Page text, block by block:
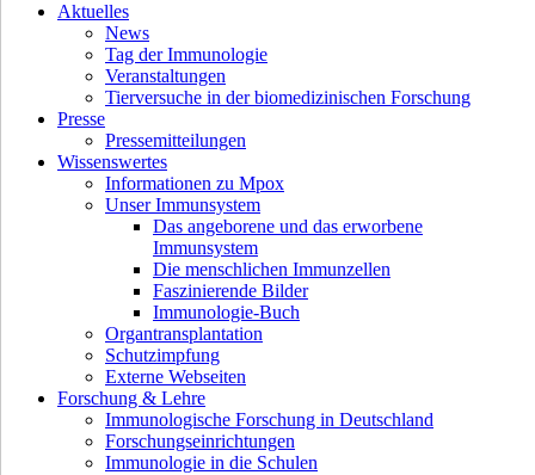
Aktuelles
News
Tag der Immunologie
Veranstaltungen
Tierversuche in der biomedizinischen Forschung
Presse
Pressemitteilungen
Wissenswertes
Informationen zu Mpox
Unser Immunsystem
Das angeborene und das erworbene
Immunsystem
Die menschlichen Immunzellen
Faszinierende Bilder
Immunologie-Buch
Organtransplantation
Schutzimpfung
Externe Webseiten
Forschung & Lehre
Immunologische Forschung in Deutschland
Forschungseinrichtungen
Immunologie in die Schulen